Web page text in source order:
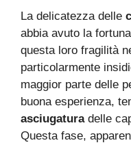
La delicatezza delle
abbia avuto la
questa loro fragilità
particolarmente
maggior parte delle
buona esperienza,
asciugaturadelle
Questa fase,